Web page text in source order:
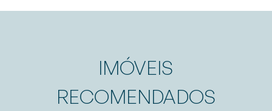
IMÓVEIS
RECOMENDADOS